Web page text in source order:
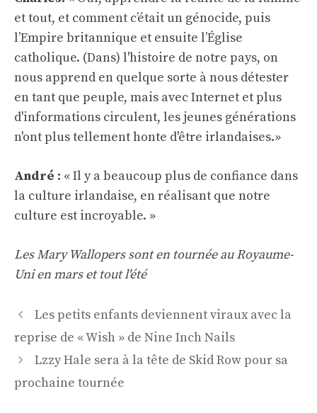
et tout, et comment c’était un génocide, puis
l’Empire britannique et ensuite l’Église
catholique. (Dans) l'histoire de notre pays, on
nous apprend en quelque sorte à nous détester
en tant que peuple, mais avec Internet et plus
d'informations circulent, les jeunes générations
n'ont plus tellement honte d'être irlandaises.»
André : « Il y a beaucoup plus de confiance dans
la culture irlandaise, en réalisant que notre
culture est incroyable. »
Les Mary Wallopers sont en tournée au Royaume-
Uni en mars et tout l'été
Navigation
des
Les petits enfants deviennent viraux avec la
reprise de « Wish » de Nine Inch Nails
Lzzy Hale sera à la tête de Skid Row pour sa
prochaine tournée